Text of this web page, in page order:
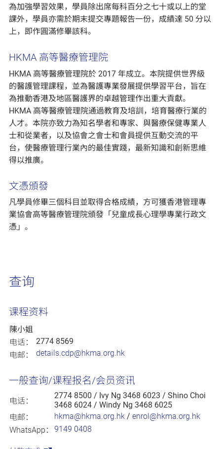
為加強學習效果，學員除出席每科百分之七十或以上的堂
課外，學員亦需於期末提交專題報告一份，成績達 50 分以
上，即作圓滿修畢該科。
HKMA 高等醫療管理院
HKMA 高等醫療管理院於 2017 年成立。本院提供世界級
的醫護管理課程，並為醫護專業發展提供學習平台，旨在
為推動香港及地區醫護界的卓越管理作出重大貢獻。
HKMA 高等醫療管理院通過教育及培訓，培育醫療行業的
人才。本院亦致力為知名學者和專家、與醫療保健專業人
士和從業者，以及協會之會士和會員提供互動交流的平
台，使醫療管理行業內的最佳實踐，最新知識和創新思維
得以推廣。
文憑頒發
凡學員修畢三個科目並取得合格成績，方可獲香港管理專
業協會高等醫療管理院頒發「兒童成長心理學專業行政文
憑」。
查询
课程资料
陳小姐
电话：
2774 8569
电邮：
details.cdp@hkma.org.hk
一般查询/课程报名/会员资讯
电话：
2774 8500 / Ivy Ng 3468 6023 / Shino Choi
3468 6024 / Windy Ng 3468 6025
电邮：
hkma@hkma.org.hk / enrol@hkma.org.hk
WhatsApp：
9149 0408